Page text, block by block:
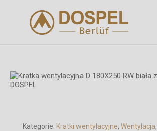
Kategorie: Kratki wentylacyjne, Wentylacja,